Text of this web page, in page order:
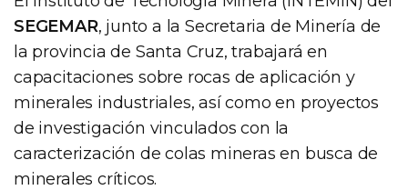
SEGEMAR, junto a la Secretaria de Minería de
la provincia de Santa Cruz, trabajará en
capacitaciones sobre rocas de aplicación y
minerales industriales, así como en proyectos
de investigación vinculados con la
caracterización de colas mineras en busca de
minerales críticos.